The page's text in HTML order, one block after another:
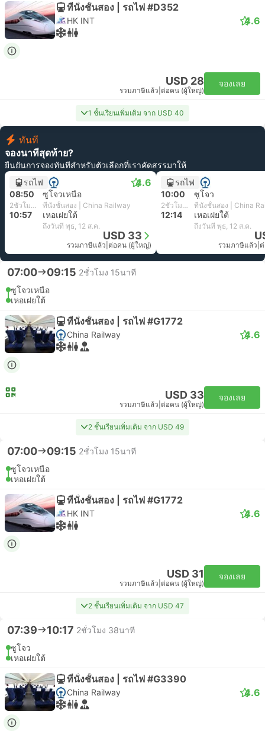
ที่นั่งชั้นสอง | รถไฟ #D352
HK INT 4.6
USD 28
รวมภาษีแล้ว ต่อคน (ผู้ใหญ่)
จองเลย
1 ชั้นเรียนเพิ่มเติม จาก USD 40
ทันที
จองนาทีสุดท้าย?
ยืนยันการจองทันทีสำหรับตัวเลือกที่เราคัดสรรมาให้
รถไฟ
4.6
08:50 ซูโจวเหนือ
2ชั่วโมง 7นาที ที่นั่งชั้นสอง | China Railway
10:57 เหอเฝยใต้
ถึงวันที่ พุธ, 12 ส.ค.
USD 33
รวมภาษีแล้ว ต่อคน (ผู้ใหญ่)
รถไฟ
10:00
ซูโจว
2ชั่วโมง 14นาที ที่นั่งชั้นสอง | China
12:14 เหอเฝยใต้
ถึงวันที่ พุธ, 12 ส.ค.
รวมภาษีแล้ว
07:00 09:15 2ชั่วโมง 15นาที
ซูโจวเหนือ
เหอเฝยใต้
ที่นั่งชั้นสอง | รถไฟ #G1772
China Railway 4.6
USD 33
รวมภาษีแล้ว ต่อคน (ผู้ใหญ่)
จองเลย
2 ชั้นเรียนเพิ่มเติม จาก USD 49
07:00 09:15 2ชั่วโมง 15นาที
ซูโจวเหนือ
เหอเฝยใต้
ที่นั่งชั้นสอง | รถไฟ #G1772
HK INT 4.6
USD 31
รวมภาษีแล้ว ต่อคน (ผู้ใหญ่)
จองเลย
2 ชั้นเรียนเพิ่มเติม จาก USD 47
07:39 10:17 2ชั่วโมง 38นาที
ซูโจว
เหอเฝยใต้
ที่นั่งชั้นสอง | รถไฟ #G3390
China Railway 4.6